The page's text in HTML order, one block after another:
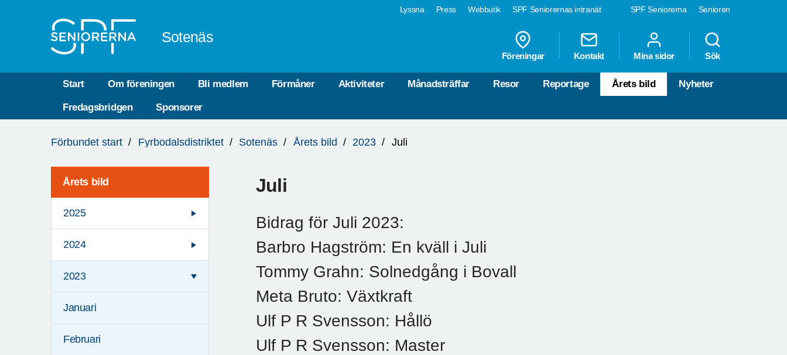
SPF Seniorerna Senioren
Lyssna Press Webbutik SPF Seniorernas intranät
Sotenäs
Föreningar Kontakt Mina sidor Sök
Start Om föreningen Bli medlem Förmåner Aktiviteter Månadsträffar Resor Reportage Årets bild Nyheter
Fredagsbridgen Sponsorer
är
Förbundet start Fyrbodalsdistriktet Sotenäs Årets bild 2023 Juli
Årets bild
2025
2024
2023
Januari
Februari
Juli
Bidrag för Juli 2023:
Barbro Hagström: En kväll i Juli
Tommy Grahn: Solnedgång i Bovall
Meta Bruto: Växtkraft
Ulf P R Svensson: Hållö
Ulf P R Svensson: Master